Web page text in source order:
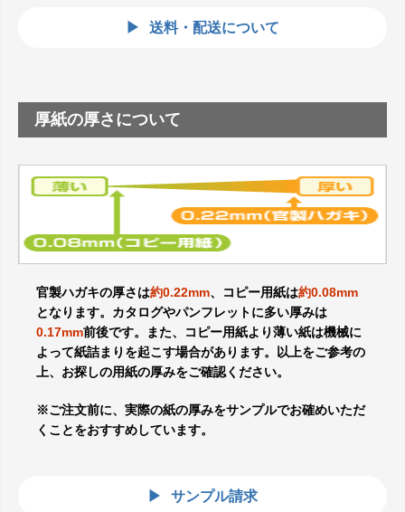
送料・配送について
厚紙の厚さについて
官製ハガキの厚さは約0.22mm、コピー用紙は約0.08mm
となります。カタログやパンフレットに多い厚みは
0.17mm前後です。また、コピー用紙より薄い紙は機械に
よって紙詰まりを起こす場合があります。以上をご参考の
上、お探しの用紙の厚みをご確認ください。
※ご注文前に、実際の紙の厚みをサンプルでお確めいただ
くことをおすすめしています。
サンプル請求